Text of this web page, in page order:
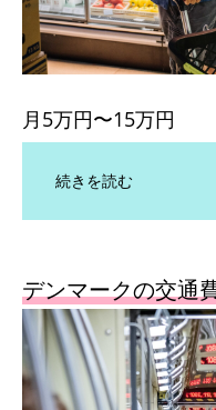
月5万円〜15万円
続きを読む
デンマークの交通